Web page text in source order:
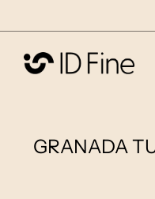
GRANADA